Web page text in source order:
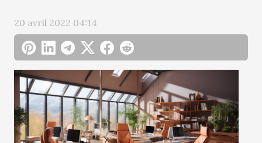
20 avril 2022 04:14